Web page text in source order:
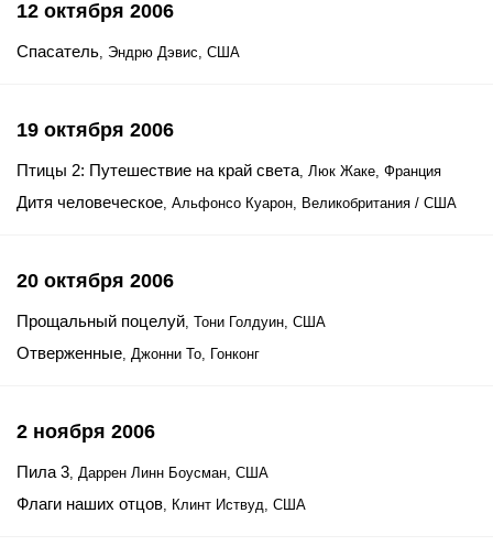
12 октября 2006
Спасатель, Эндрю Дэвис, США
19 октября 2006
Птицы 2: Путешествие на край света, Люк Жаке, Франция
Дитя человеческое, Альфонсо Куарон, Великобритания / США
20 октября 2006
Прощальный поцелуй, Тони Голдуин, США
Отверженные, Джонни То, Гонконг
2 ноября 2006
Пила 3, Даррен Линн Боусман, США
Флаги наших отцов, Клинт Иствуд, США